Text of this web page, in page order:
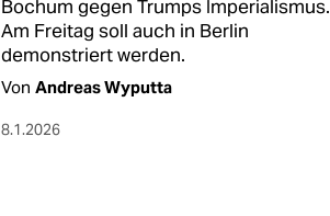
Bochum gegen Trumps Imperialismus.
Am Freitag soll auch in Berlin
demonstriert werden.
Von Andreas Wyputta
8.1.2026